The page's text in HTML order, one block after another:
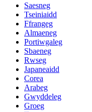
Saesneg
Tseiniaidd
Ffrangeg
Almaeneg
Portiwgaleg
Sbaeneg
Rwseg
Japaneaidd
Corea
Arabeg
Gwyddeleg
Groeg